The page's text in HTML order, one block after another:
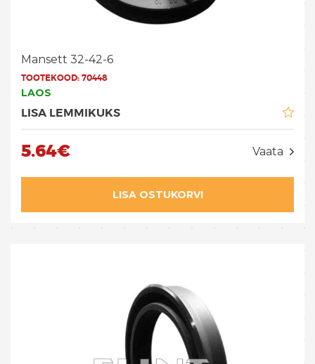
Mansett 32-42-6
TOOTEKOOD:70448
LAOS
LISA LEMMIKUKS
5.64€ Vaata
LISA OSTUKORVI